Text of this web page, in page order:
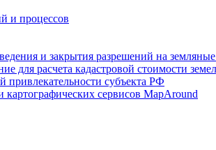
и процессов
и закрытия разрешений на
для расчета кадастровой стоимости
привлекательности субъекта РФ
картографических сервисов MapAround